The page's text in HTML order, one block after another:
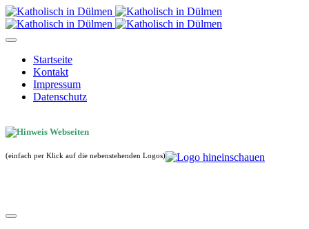
Startseite
Kontakt
Impressum
Datenschutz
(einfach per Klick auf die nebenstehenden Logos)